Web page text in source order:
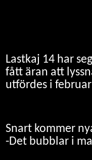
Lastkaj 14 har
fått äran att
utfördes i
Snart kommer
-Det bubblar i